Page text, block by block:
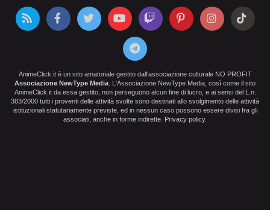
AnimeClick.it è un sito amatoriale gestito dall'associazione culturale NO PROFIT
Associazione NewType Media . L'Associazione NewType Media, così come il sito
AnimeClick.it da essa gestito, non perseguono alcun fine di lucro, e ai sensi del L.n.
383/2000 tutti i proventi delle attività svolte sono destinati allo svolgimento delle attività
istituzionali statutariamente previste, ed in nessun caso possono essere divisi fra gli
associati, anche in forme indirette.
Privacy policy.